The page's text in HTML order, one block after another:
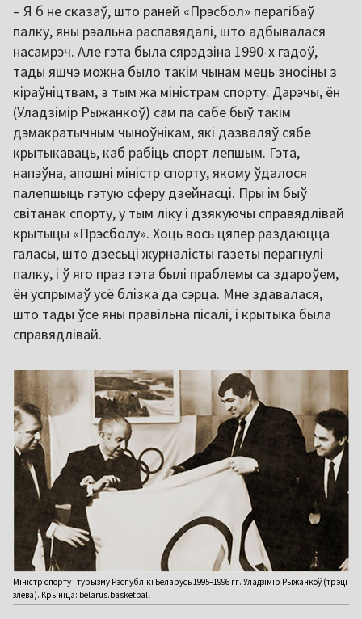
– Я б не сказаў, што раней «Прэсбол» перагібаў
палку, яны рэальна распавядалі, што адбывалася
насамрэч. Але гэта была сярэдзіна 1990-х гадоў,
тады яшчэ можна было такім чынам мець зносіны з
кіраўніцтвам, з тым жа міністрам спорту. Дарэчы, ён
(Уладзімір Рыжанкоў) сам па сабе быў такім
дэмакратычным чыноўнікам, які дазваляў сябе
крытыкаваць, каб рабіць спорт лепшым. Гэта,
напэўна, апошні міністр спорту, якому ўдалося
палепшыць гэтую сферу дзейнасці. Пры ім быў
світанак спорту, у тым ліку і дзякуючы справядлівай
крытыцы «Прэсболу». Хоць вось цяпер раздаюцца
галасы, што дзесьці журналісты газеты перагнулі
палку, і ў яго праз гэта былі праблемы са здароўем,
ён успрымаў усё блізка да сэрца. Мне здавалася,
што тады ўсе яны правільна пісалі, і крытыка была
справядлівай.
Міністр спорту і турызму Рэспублікі Беларусь 1995–1996 гг. Уладзімір Рыжанкоў (трэці
злева). Крыніца: belarus.basketball